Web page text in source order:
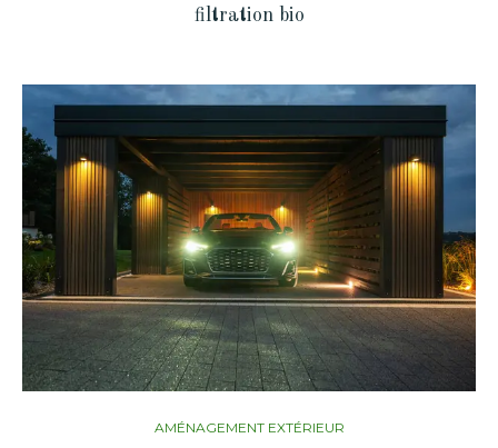
filtration bio
AMÉNAGEMENT EXTÉRIEUR